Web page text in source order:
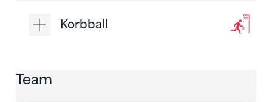
Korbball
Team